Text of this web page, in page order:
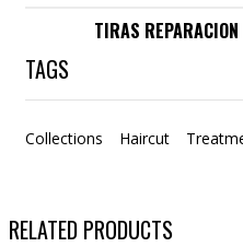
TIRAS
TAGS
Collections Haircut
RELATED PRODUCTS